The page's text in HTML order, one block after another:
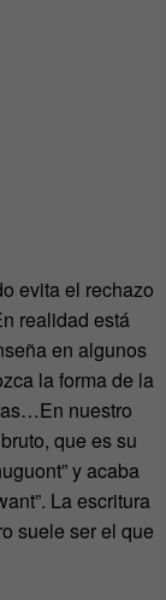
evita el rechazo
realidad está
en algunos
la forma de la
nuestro
que es su
y acaba
La escritura
suele ser el que